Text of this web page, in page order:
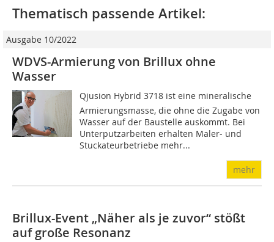
Thematisch passende Artikel:
Ausgabe 10/2022
WDVS-Armierung von Brillux ohne
Wasser
Qjusion Hybrid 3718 ist eine mineralische
Armierungsmasse, die ohne die Zugabe von
Wasser auf der Baustelle auskommt. Bei
Unterputzarbeiten erhalten Maler- und
Stuckateurbetriebe mehr...
mehr
Brillux-Event „Näher als je zuvor“ stößt
auf große Resonanz